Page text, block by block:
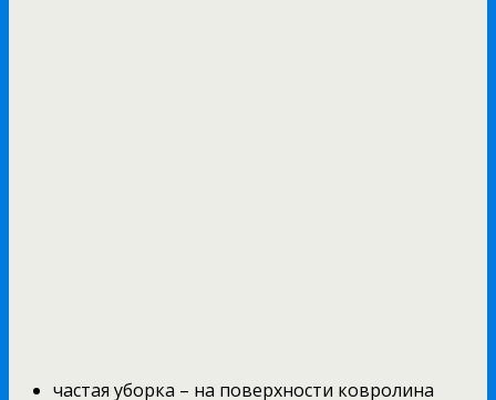
частая уборка – на поверхности ковролина